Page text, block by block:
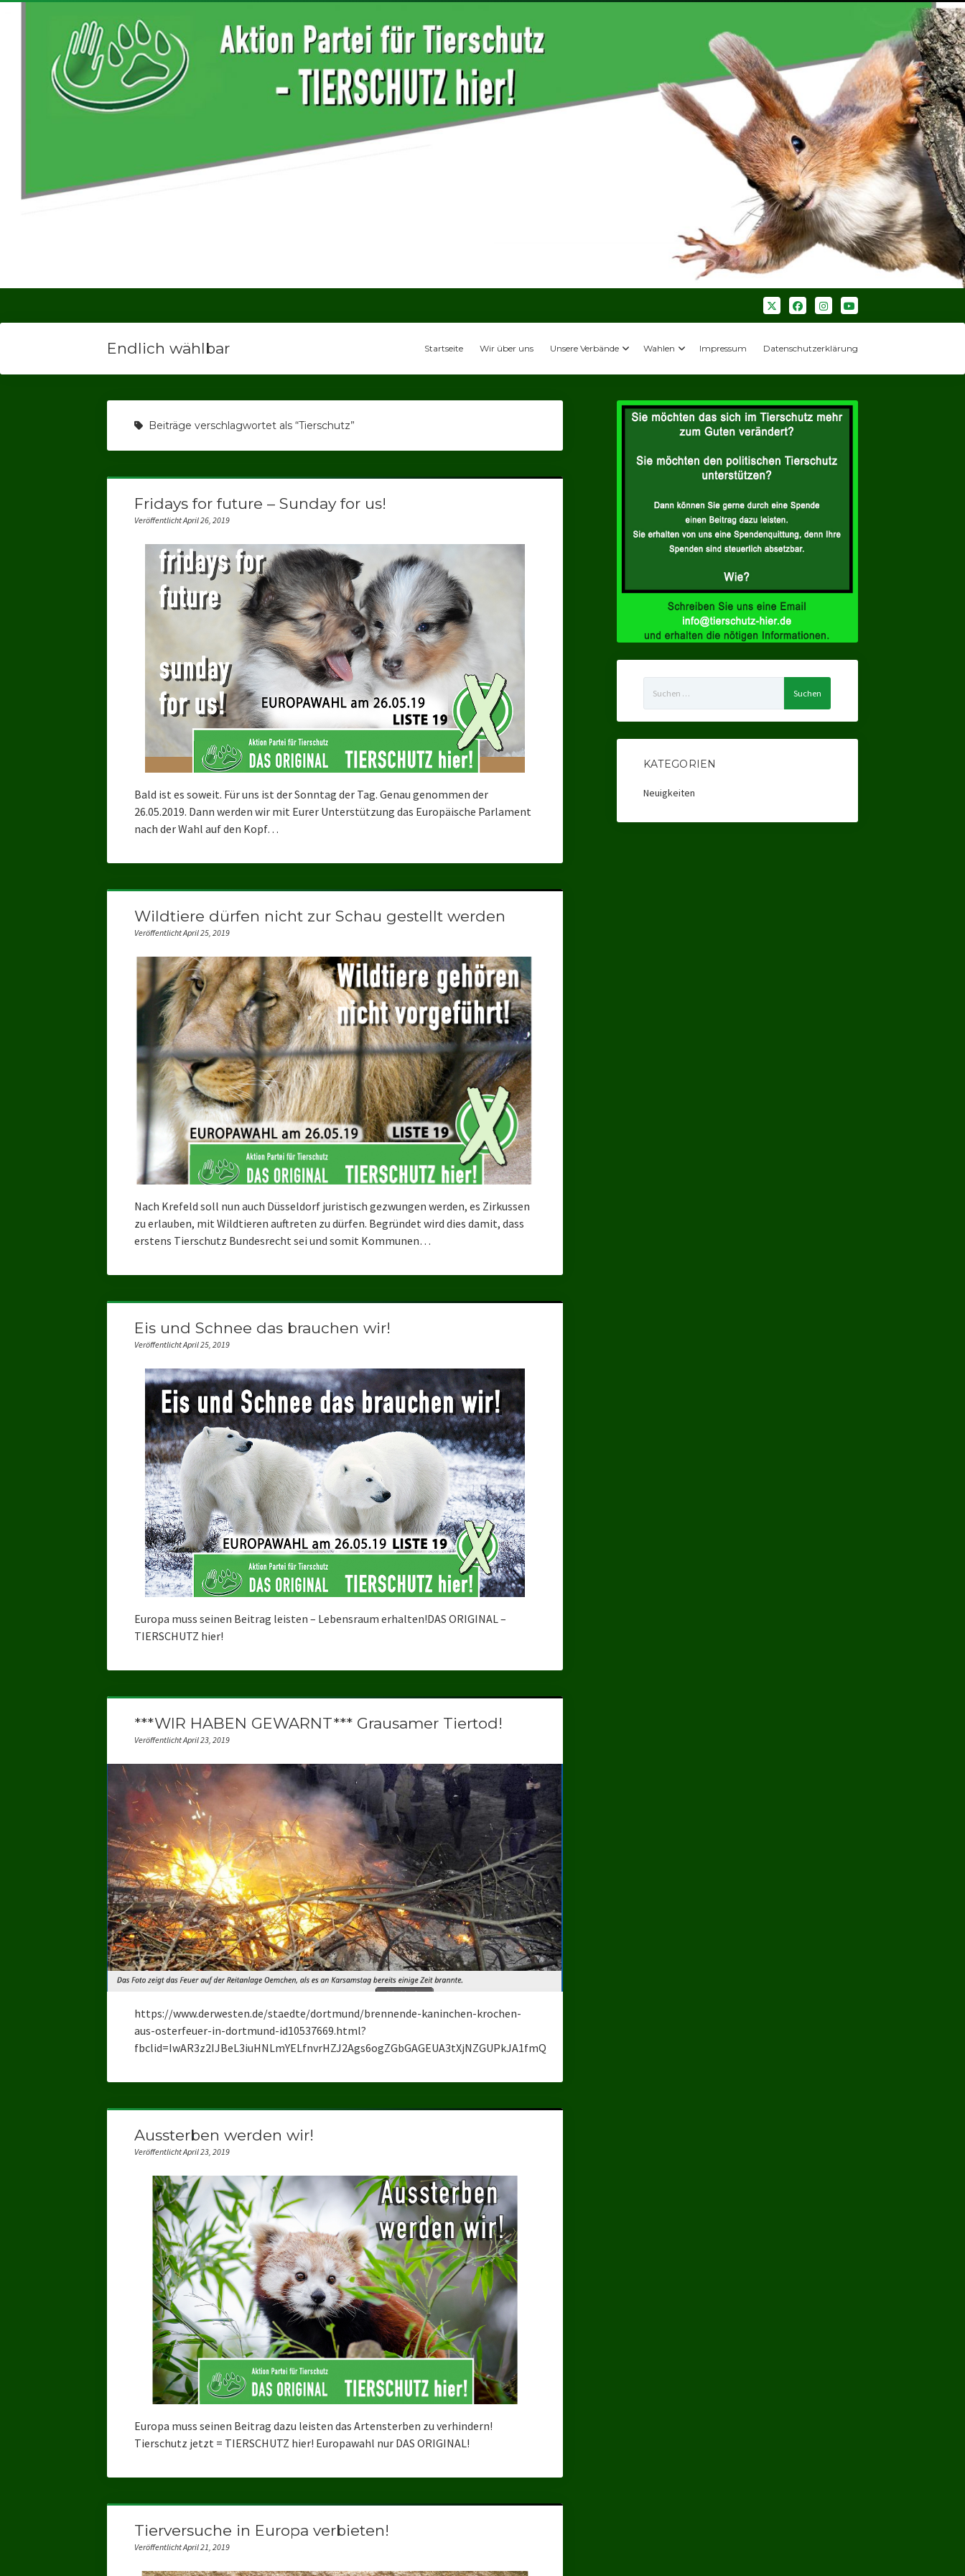
Endlich wählbar Startseite Wir über uns Unsere Verbände Wahlen Impressum Datenschutzerklärung
Beiträge verschlagwortet als “Tierschutz”
Fridays for future – Sunday for us!
Veröffentlicht April 26, 2019
Bald ist es soweit. Für uns ist der Sonntag der Tag. Genau genommen der
26.05.2019. Dann werden wir mit Eurer Unterstützung das Europäische Parlament
nach der Wahl auf den Kopf…
Wildtiere dürfen nicht zur Schau gestellt werden
Veröffentlicht April 25, 2019
Nach Krefeld soll nun auch Düsseldorf juristisch gezwungen werden, es Zirkussen
zu erlauben, mit Wildtieren auftreten zu dürfen. Begründet wird dies damit, dass
erstens Tierschutz Bundesrecht sei und somit Kommunen…
Eis und Schnee das brauchen wir!
Veröffentlicht April 25, 2019
Europa muss seinen Beitrag leisten – Lebensraum erhalten!DAS ORIGINAL –
TIERSCHUTZ hier!
***WIR HABEN GEWARNT*** Grausamer Tiertod!
Veröffentlicht April 23, 2019
https://www.derwesten.de/staedte/dortmund/brennende-kaninchen-krochen-
aus-osterfeuer-in-dortmund-id10537669.html?
fbclid=IwAR3z2IJBeL3iuHNLmYELfnvrHZJ2Ags6ogZGbGAGEUA3tXjNZGUPkJA1fmQ
Aussterben werden wir!
Veröffentlicht April 23, 2019
Europa muss seinen Beitrag dazu leisten das Artensterben zu verhindern!
Tierschutz jetzt = TIERSCHUTZ hier! Europawahl nur DAS ORIGINAL!
Tierversuche in Europa verbieten!
Veröffentlicht April 21, 2019
nach:
KATEGORIEN
Neuigkeiten